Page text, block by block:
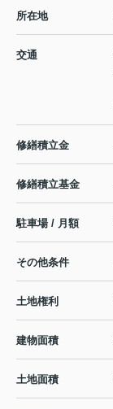
所在地
交通
修繕積立金
修繕積立基金
駐車場 / 月額
その他条件
土地権利
建物面積
土地面積